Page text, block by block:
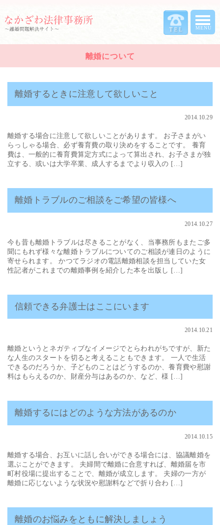
離婚について
離婚するときに注意して欲しいこと
2014.10.29
離婚する場合に注意して欲しいことがあります。 お子さまがい
らっしゃる場合、必ず養育費の取り決めをすることです。 養育
費は、一般的に養育費算定方式によって算出され、お子さまが独
立する、或いは大学卒業、成人するまでより収入の […]
離婚トラブルのご相談をご希望の皆様へ
2014.10.27
今も昔も離婚トラブルは尽きることがなく、当事務所もまたご多
聞にもれず様々な離婚トラブルについてのご相談が連日のように
寄せられます。 かつてラジオの電話離婚相談を担当していた女
性記者がこれまでの離婚事例を紹介した本を出版し […]
信頼できる弁護士はここにいます
2014.10.21
離婚というとネガティブなイメージでとらわれがちですが、新た
な人生のスタートを切ると考えることもできます。 一人で生活
できるのだろうか、子どものことはどうするのか、養育費や慰謝
料はもらえるのか、財産分与はあるのか、など、様 […]
離婚するにはどのような方法があるのか
2014.10.15
離婚する場合、お互いに話し合いができる場合には、協議離婚を
選ぶことができます。 夫婦間で離婚に合意すれば、離婚届を市
町村役場に提出することで、離婚が成立します。 夫婦の一方が
離婚に応じないような状況や慰謝料などで折り合わ […]
離婚のお悩みをともに解決しましょう